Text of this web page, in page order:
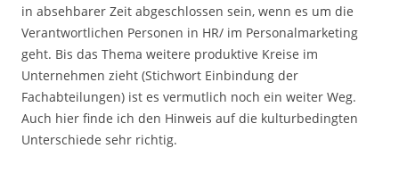
in absehbarer Zeit abgeschlossen sein, wenn es um die
Verantwortlichen Personen in HR/ im Personalmarketing
geht. Bis das Thema weitere produktive Kreise im
Unternehmen zieht (Stichwort Einbindung der
Fachabteilungen) ist es vermutlich noch ein weiter Weg.
Auch hier finde ich den Hinweis auf die kulturbedingten
Unterschiede sehr richtig.